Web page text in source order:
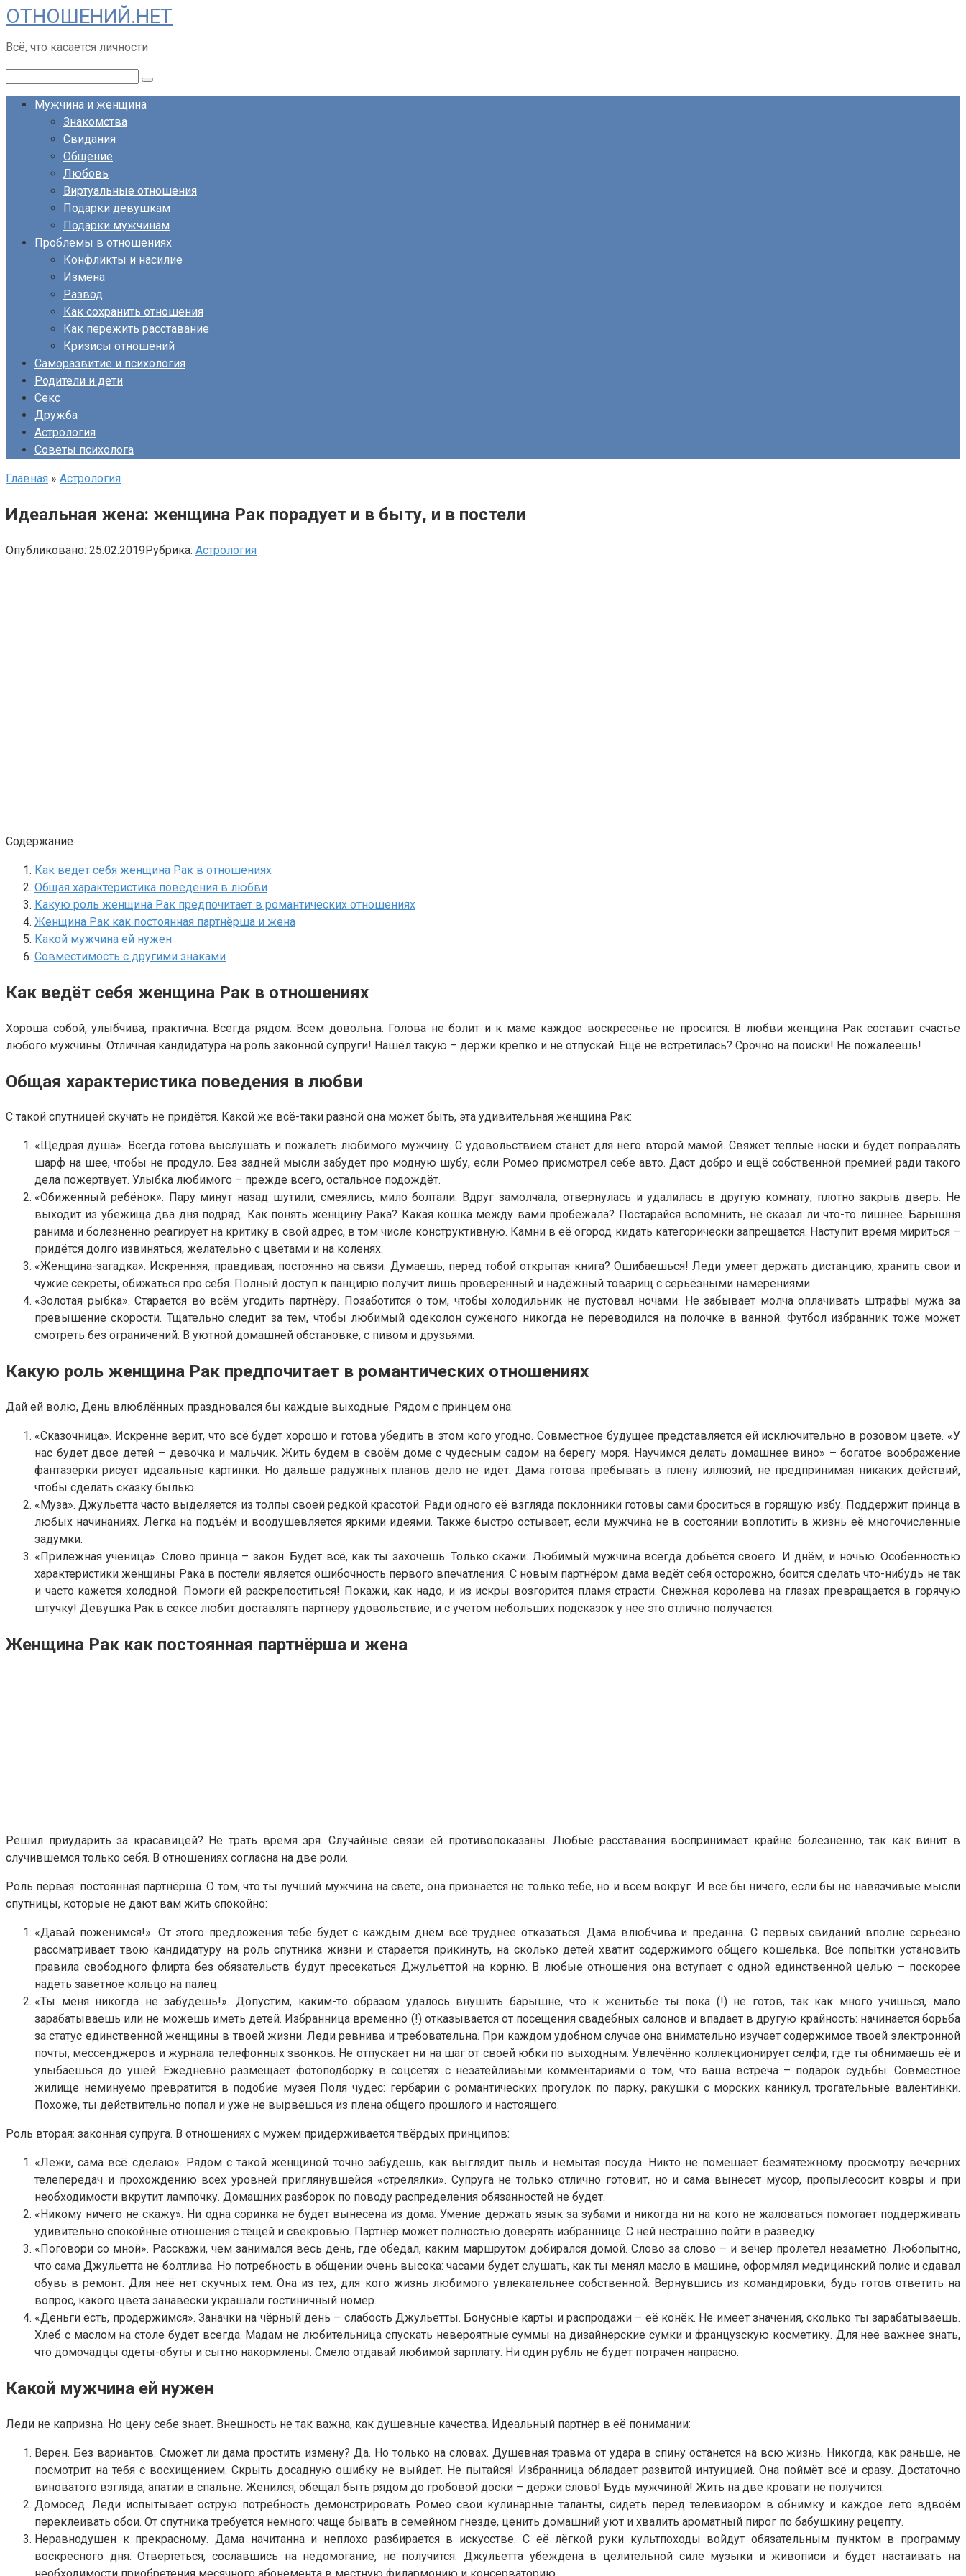
Перейти
к
контенту
ОТНОШЕНИЙ.НЕТ
Всё, что касается личности
Мужчина и женщина
Знакомства
Свидания
Общение
Любовь
Виртуальные отношения
Подарки девушкам
Подарки мужчинам
Проблемы в отношениях
Конфликты и насилие
Измена
Развод
Как сохранить отношения
Как пережить расставание
Кризисы отношений
Саморазвитие и психология
Родители и дети
Секс
Дружба
Астрология
Советы психолога
Главная » Астрология
Идеальная жена: женщина Рак порадует и в быту, и в постели
Опубликовано: 25.02.2019Рубрика: Астрология
Содержание
Как ведёт себя женщина Рак в отношениях
Общая характеристика поведения в любви
Какую роль женщина Рак предпочитает в романтических отношениях
Женщина Рак как постоянная партнёрша и жена
Какой мужчина ей нужен
Совместимость с другими знаками
Как ведёт себя женщина Рак в отношениях
Хороша собой, улыбчива, практична. Всегда рядом. Всем довольна. Голова не болит и к маме каждое воскресенье не просится. В любви женщина Рак составит счастье
любого мужчины. Отличная кандидатура на роль законной супруги! Нашёл такую – держи крепко и не отпускай. Ещё не встретилась? Срочно на поиски! Не пожалеешь!
Общая характеристика поведения в любви
С такой спутницей скучать не придётся. Какой же всё-таки разной она может быть, эта удивительная женщина Рак:
«Щедрая душа». Всегда готова выслушать и пожалеть любимого мужчину. С удовольствием станет для него второй мамой. Свяжет тёплые носки и будет поправлять
шарф на шее, чтобы не продуло. Без задней мысли забудет про модную шубу, если Ромео присмотрел себе авто. Даст добро и ещё собственной премией ради такого
дела пожертвует. Улыбка любимого – прежде всего, остальное подождёт.
«Обиженный ребёнок». Пару минут назад шутили, смеялись, мило болтали. Вдруг замолчала, отвернулась и удалилась в другую комнату, плотно закрыв дверь. Не
выходит из убежища два дня подряд. Как понять женщину Рака? Какая кошка между вами пробежала? Постарайся вспомнить, не сказал ли что-то лишнее. Барышня
ранима и болезненно реагирует на критику в свой адрес, в том числе конструктивную. Камни в её огород кидать категорически запрещается. Наступит время мириться –
придётся долго извиняться, желательно с цветами и на коленях.
«Женщина-загадка». Искренняя, правдивая, постоянно на связи. Думаешь, перед тобой открытая книга? Ошибаешься! Леди умеет держать дистанцию, хранить свои и
чужие секреты, обижаться про себя. Полный доступ к панцирю получит лишь проверенный и надёжный товарищ с серьёзными намерениями.
«Золотая рыбка». Старается во всём угодить партнёру. Позаботится о том, чтобы холодильник не пустовал ночами. Не забывает молча оплачивать штрафы мужа за
превышение скорости. Тщательно следит за тем, чтобы любимый одеколон суженого никогда не переводился на полочке в ванной. Футбол избранник тоже может
смотреть без ограничений. В уютной домашней обстановке, с пивом и друзьями.
Какую роль женщина Рак предпочитает в романтических отношениях
Дай ей волю, День влюблённых праздновался бы каждые выходные. Рядом с принцем она:
«Сказочница». Искренне верит, что всё будет хорошо и готова убедить в этом кого угодно. Совместное будущее представляется ей исключительно в розовом цвете. «У
нас будет двое детей – девочка и мальчик. Жить будем в своём доме с чудесным садом на берегу моря. Научимся делать домашнее вино» – богатое воображение
фантазёрки рисует идеальные картинки. Но дальше радужных планов дело не идёт. Дама готова пребывать в плену иллюзий, не предпринимая никаких действий,
чтобы сделать сказку былью.
«Муза». Джульетта часто выделяется из толпы своей редкой красотой. Ради одного её взгляда поклонники готовы сами броситься в горящую избу. Поддержит принца в
любых начинаниях. Легка на подъём и воодушевляется яркими идеями. Также быстро остывает, если мужчина не в состоянии воплотить в жизнь её многочисленные
задумки.
«Прилежная ученица». Слово принца – закон. Будет всё, как ты захочешь. Только скажи. Любимый мужчина всегда добьётся своего. И днём, и ночью. Особенностью
характеристики женщины Рака в постели является ошибочность первого впечатления. С новым партнёром дама ведёт себя осторожно, боится сделать что-нибудь не так
и часто кажется холодной. Помоги ей раскрепоститься! Покажи, как надо, и из искры возгорится пламя страсти. Снежная королева на глазах превращается в горячую
штучку! Девушка Рак в сексе любит доставлять партнёру удовольствие, и с учётом небольших подсказок у неё это отлично получается.
Женщина Рак как постоянная партнёрша и жена
Решил приударить за красавицей? Не трать время зря. Случайные связи ей противопоказаны. Любые расставания воспринимает крайне болезненно, так как винит в
случившемся только себя. В отношениях согласна на две роли.
Роль первая: постоянная партнёрша. О том, что ты лучший мужчина на свете, она признаётся не только тебе, но и всем вокруг. И всё бы ничего, если бы не навязчивые мысли
спутницы, которые не дают вам жить спокойно:
«Давай поженимся!». От этого предложения тебе будет с каждым днём всё труднее отказаться. Дама влюбчива и преданна. С первых свиданий вполне серьёзно
рассматривает твою кандидатуру на роль спутника жизни и старается прикинуть, на сколько детей хватит содержимого общего кошелька. Все попытки установить
правила свободного флирта без обязательств будут пресекаться Джульеттой на корню. В любые отношения она вступает с одной единственной целью – поскорее
надеть заветное кольцо на палец.
«Ты меня никогда не забудешь!». Допустим, каким-то образом удалось внушить барышне, что к женитьбе ты пока (!) не готов, так как много учишься, мало
зарабатываешь или не можешь иметь детей. Избранница временно (!) отказывается от посещения свадебных салонов и впадает в другую крайность: начинается борьба
за статус единственной женщины в твоей жизни. Леди ревнива и требовательна. При каждом удобном случае она внимательно изучает содержимое твоей электронной
почты, мессенджеров и журнала телефонных звонков. Не отпускает ни на шаг от своей юбки по выходным. Увлечённо коллекционирует селфи, где ты обнимаешь её и
улыбаешься до ушей. Ежедневно размещает фотоподборку в соцсетях с незатейливыми комментариями о том, что ваша встреча – подарок судьбы. Совместное
жилище неминуемо превратится в подобие музея Поля чудес: гербарии с романтических прогулок по парку, ракушки с морских каникул, трогательные валентинки.
Похоже, ты действительно попал и уже не вырвешься из плена общего прошлого и настоящего.
Роль вторая: законная супруга. В отношениях с мужем придерживается твёрдых принципов:
«Лежи, сама всё сделаю». Рядом с такой женщиной точно забудешь, как выглядит пыль и немытая посуда. Никто не помешает безмятежному просмотру вечерних
телепередач и прохождению всех уровней приглянувшейся «стрелялки». Супруга не только отлично готовит, но и сама вынесет мусор, пропылесосит ковры и при
необходимости вкрутит лампочку. Домашних разборок по поводу распределения обязанностей не будет.
«Никому ничего не скажу». Ни одна соринка не будет вынесена из дома. Умение держать язык за зубами и никогда ни на кого не жаловаться помогает поддерживать
удивительно спокойные отношения с тёщей и свекровью. Партнёр может полностью доверять избраннице. С ней нестрашно пойти в разведку.
«Поговори со мной». Расскажи, чем занимался весь день, где обедал, каким маршрутом добирался домой. Слово за слово – и вечер пролетел незаметно. Любопытно,
что сама Джульетта не болтлива. Но потребность в общении очень высока: часами будет слушать, как ты менял масло в машине, оформлял медицинский полис и сдавал
обувь в ремонт. Для неё нет скучных тем. Она из тех, для кого жизнь любимого увлекательнее собственной. Вернувшись из командировки, будь готов ответить на
вопрос, какого цвета занавески украшали гостиничный номер.
«Деньги есть, продержимся». Заначки на чёрный день – слабость Джульетты. Бонусные карты и распродажи – её конёк. Не имеет значения, сколько ты зарабатываешь.
Хлеб с маслом на столе будет всегда. Мадам не любительница спускать невероятные суммы на дизайнерские сумки и французскую косметику. Для неё важнее знать,
что домочадцы одеты-обуты и сытно накормлены. Смело отдавай любимой зарплату. Ни один рубль не будет потрачен напрасно.
Какой мужчина ей нужен
Леди не капризна. Но цену себе знает. Внешность не так важна, как душевные качества. Идеальный партнёр в её понимании:
Верен. Без вариантов. Сможет ли дама простить измену? Да. Но только на словах. Душевная травма от удара в спину останется на всю жизнь. Никогда, как раньше, не
посмотрит на тебя с восхищением. Скрыть досадную ошибку не выйдет. Не пытайся! Избранница обладает развитой интуицией. Она поймёт всё и сразу. Достаточно
виноватого взгляда, апатии в спальне. Женился, обещал быть рядом до гробовой доски – держи слово! Будь мужчиной! Жить на две кровати не получится.
Домосед. Леди испытывает острую потребность демонстрировать Ромео свои кулинарные таланты, сидеть перед телевизором в обнимку и каждое лето вдвоём
переклеивать обои. От спутника требуется немного: чаще бывать в семейном гнезде, ценить домашний уют и хвалить ароматный пирог по бабушкину рецепту.
Неравнодушен к прекрасному. Дама начитанна и неплохо разбирается в искусстве. С её лёгкой руки культпоходы войдут обязательным пунктом в программу
воскресного дня. Отвертеться, сославшись на недомогание, не получится. Джульетта убеждена в целительной силе музыки и живописи и будет настаивать на